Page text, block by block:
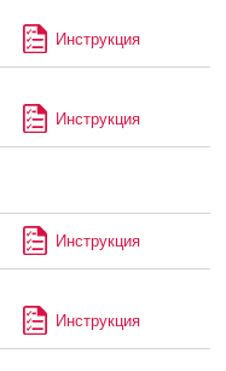
Инструкция
Инструкция
Инструкция
Инструкция